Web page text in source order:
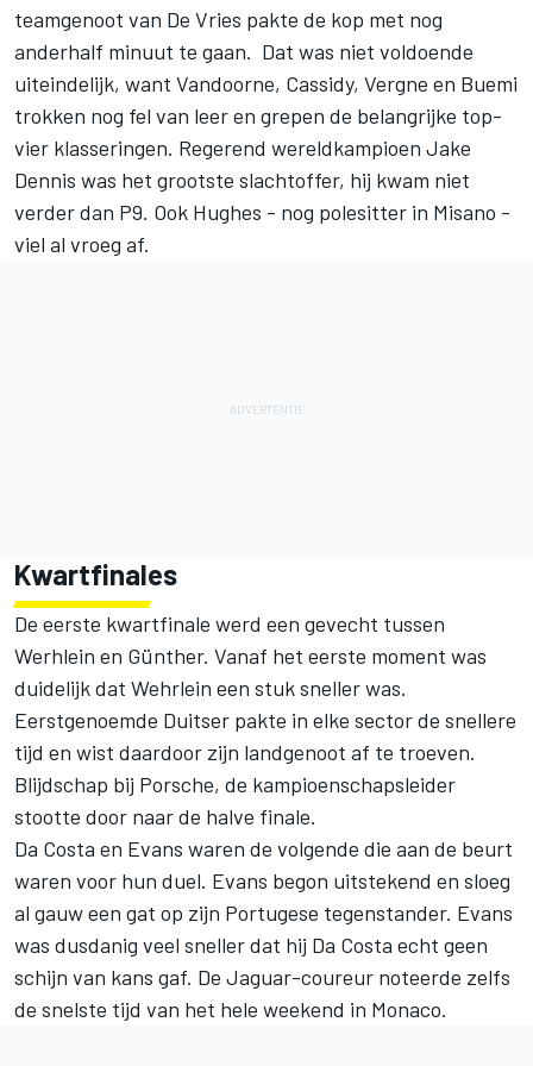
teamgenoot van De Vries pakte de kop met nog
anderhalf minuut te gaan. Dat was niet voldoende
uiteindelijk, want Vandoorne, Cassidy, Vergne en Buemi
trokken nog fel van leer en grepen de belangrijke top-
vier klasseringen. Regerend wereldkampioen Jake
Dennis was het grootste slachtoffer, hij kwam niet
verder dan P9. Ook Hughes - nog polesitter in Misano -
viel al vroeg af.
Kwartfinales
De eerste kwartfinale werd een gevecht tussen
Werhlein en Günther. Vanaf het eerste moment was
duidelijk dat Wehrlein een stuk sneller was.
Eerstgenoemde Duitser pakte in elke sector de snellere
tijd en wist daardoor zijn landgenoot af te troeven.
Blijdschap bij Porsche, de kampioenschapsleider
stootte door naar de halve finale.
Da Costa en Evans waren de volgende die aan de beurt
waren voor hun duel. Evans begon uitstekend en sloeg
al gauw een gat op zijn Portugese tegenstander. Evans
was dusdanig veel sneller dat hij Da Costa echt geen
schijn van kans gaf. De Jaguar-coureur noteerde zelfs
de snelste tijd van het hele weekend in Monaco.